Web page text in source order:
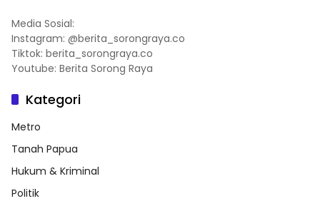
Media Sosial:
Instagram: @berita_sorongraya.co
Tiktok: berita_sorongraya.co
Youtube: Berita Sorong Raya
Kategori
Metro
Tanah Papua
Hukum & Kriminal
Politik